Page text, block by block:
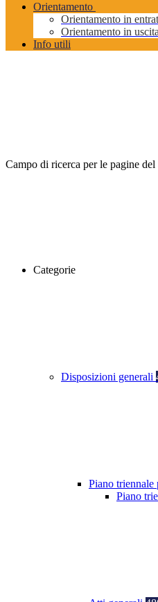
Orientamento
Orientamento in
Orientamento in uscita
Info utili
Campo di ricerca per le pagine del
Categorie
Disposizioni generali
Piano triennale
Piano